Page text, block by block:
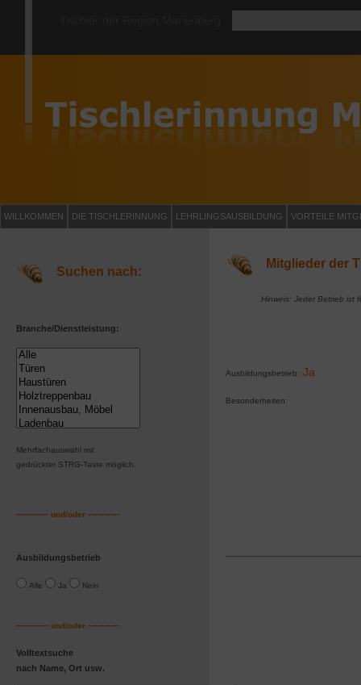
WILLKOMMEN DIE TISCHLERINNUNG LEHRLINGSAUSBILDUNG VORTEILE
Suchen nach:
Branche/Dienstleistung:
Mehrfachauswahl mit
gedrückter STRG-Taste möglich.
---------- und/oder ----------
Ausbildungsbetrieb
Alle Ja Nein
---------- und/oder ----------
Volltextsuche
nach Name, Ort usw.
Mitglieder der
Hinweis: Jeder Betrieb ist
Ausbildungsbetrieb: Ja
Besonderheiten: